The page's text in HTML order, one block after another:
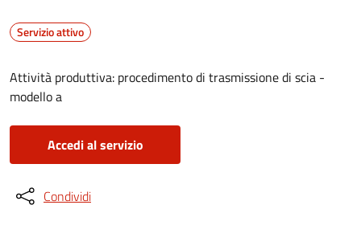
Servizio attivo
Attività produttiva: procedimento di trasmissione di scia -
modello a
Accedi al servizio
Condividi